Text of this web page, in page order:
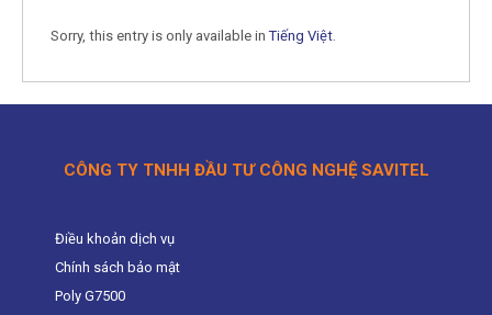
Sorry, this entry is only available inTiếng Việt.
CÔNG TY TNHH ĐẦU TƯ CÔNG NGHỆ SAVITEL
Điều khoản dịch vụ
Chính sách bảo mật
Poly G7500